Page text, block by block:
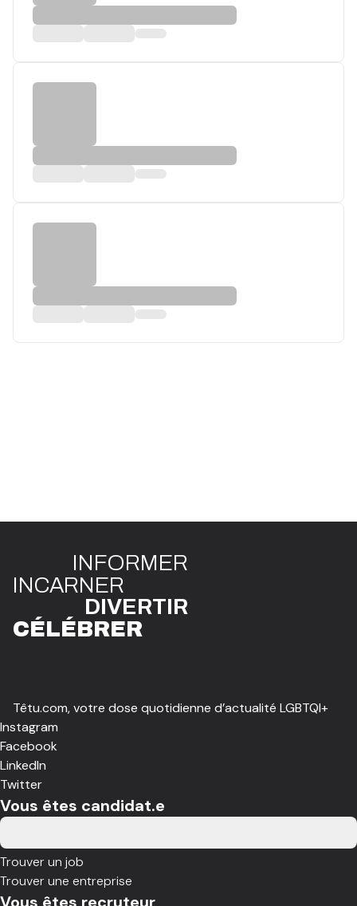
INFORMER
INCARNER
DIVERTIR
CÉLÉBRER
Têtu.com, votre dose quotidienne d’actualité LGBTQI+
Instagram
Facebook
LinkedIn
Twitter
Vous êtes candidat.e
Trouver un job
Trouver une entreprise